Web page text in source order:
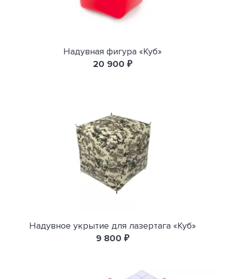
Надувная фигура «Куб»
20 900 ₽
Надувное укрытие для лазертага «Куб»
9 800 ₽